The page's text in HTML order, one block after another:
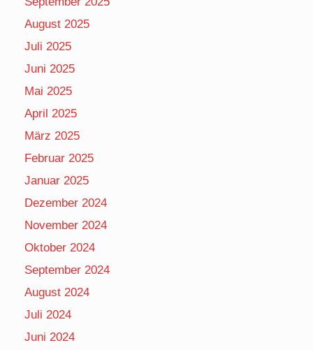
August 2025
Juli 2025
Juni 2025
Mai 2025
April 2025
März 2025
Februar 2025
Januar 2025
Dezember 2024
November 2024
Oktober 2024
September 2024
August 2024
Juli 2024
Juni 2024